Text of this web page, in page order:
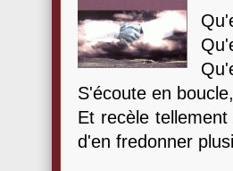
S'écoute en
Et recèle
d'en fredonner